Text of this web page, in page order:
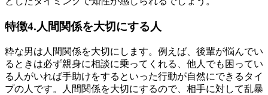
特徴4.人間関係を大切にする人
粋な男は人間関係を大切にします。例えば、後輩が悩んでい
るときは必ず親身に相談に乗ってくれる、他人でも困ってい
る人がいれば手助けをするといった行動が自然にできるタイ
プの人です。人間関係を大切にするので、相手に対して乱暴